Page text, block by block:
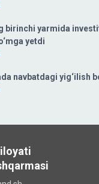
birinchi yarmida
yetdi
navbatdagi yig‘ilish